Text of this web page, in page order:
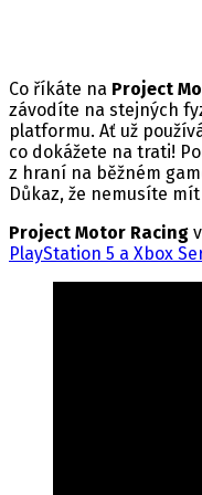
Co říkáte na Project
závodíte na stejných
platformu. Ať už
co dokážete na trati!
z hraní na běžném
Důkaz, že nemusíte
Project Motor Racing
PlayStation 5 a Xbox